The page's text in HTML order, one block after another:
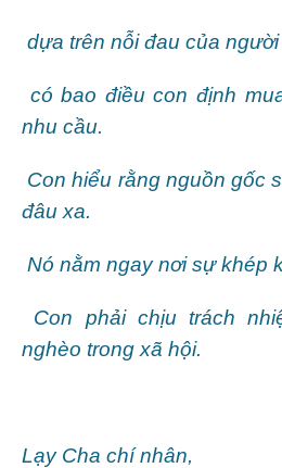
dựa trên nỗi đau của người
có bao điều con định
nhu cầu.
Con hiểu rằng nguồn gốc
đâu xa.
Nó nằm ngay nơi sự khép
Con phải chịu trách
nghèo trong xã hội.
Lạy Cha chí nhân,